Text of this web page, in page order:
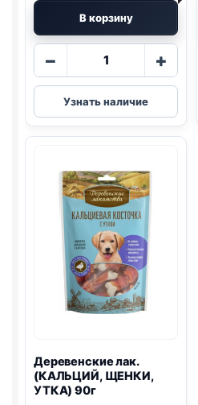
В корзину
−
Количество
Деревенские
лак.
(УТКА,
+
Узнать наличие
Деревенские лак.
(КАЛЬЦИЙ, ЩЕНКИ,
УТКА) 90г